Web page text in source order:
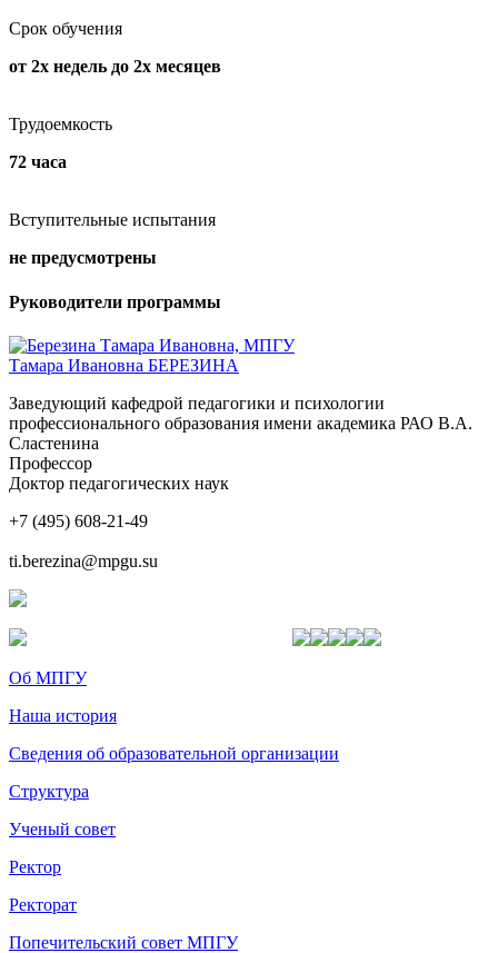
Срок обучения
от 2х недель до 2х месяцев
Трудоемкость
72 часа
Вступительные испытания
не предусмотрены
Руководители программы
Тамара Ивановна БЕРЕЗИНА
Заведующий кафедрой педагогики и психологии
профессионального образования имени академика РАО В.А.
Сластенина
Профессор
Доктор педагогических наук
+7 (495) 608-21-49
ti.berezina@mpgu.su
Об МПГУ
Наша история
Сведения об образовательной организации
Структура
Ученый совет
Ректор
Ректорат
Попечительский совет МПГУ